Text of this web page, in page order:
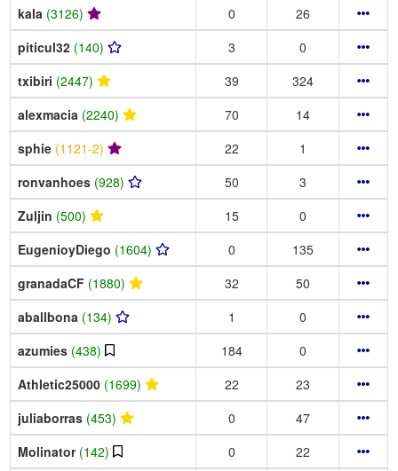
kala (3126) 0
26
piticul32 (140) 3
0
txibiri (2447) 39
324
alexmacia (2240) 70
14
sphie (1121-2) 22
1
ronvanhoes (928) 50
3
Zuljin (500) 15
0
EugenioyDiego (1604) 0
135
granadaCF (1880) 32
50
aballbona (134) 1
0
azumies (438) 184
0
Athletic25000 (1699) 22
23
juliaborras (453) 0
47
Molinator (142) 0
22